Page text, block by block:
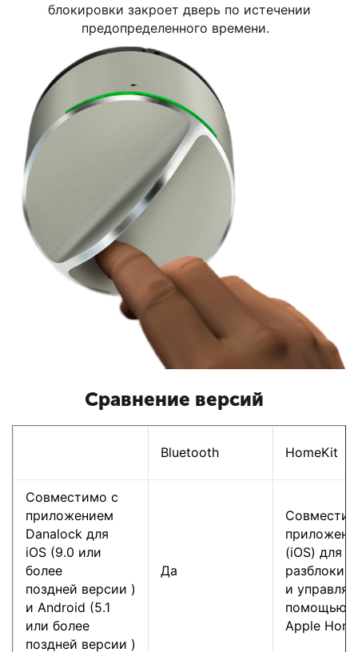
блокировки закроет дверь по истечении
предопределенного времени.
Сравнение версий
Bluetooth HomeKit
Совместимо с
приложением
Danalock для
iOS (9.0 или
более
поздней версии )
и Android (5.1
или более
поздней версии )
Да
(iOS) для
и
помощью
Apple